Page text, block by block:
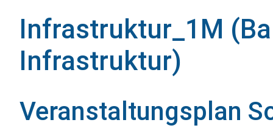
Infrastruktur_1M
Infrastruktur)
Veranstaltungsplan